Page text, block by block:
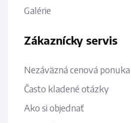
Galérie
Zákaznícky servis
Nezáväzná cenová
Často kladené otázky
Ako si objednať